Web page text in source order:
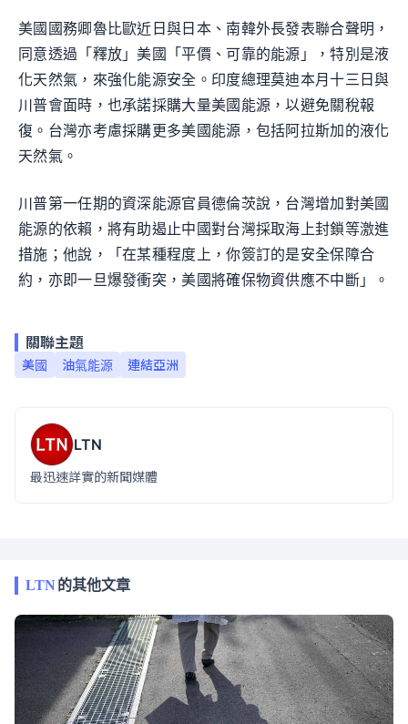
美國國務卿魯比歐近日與日本、南韓外長發表聯合聲明，
同意透過「釋放」美國「平價、可靠的能源」，特別是液
化天然氣，來強化能源安全。印度總理莫迪本月十三日與
川普會面時，也承諾採購大量美國能源，以避免關稅報
復。台灣亦考慮採購更多美國能源，包括阿拉斯加的液化
天然氣。
川普第一任期的資深能源官員德倫茨說，台灣增加對美國
能源的依賴，將有助遏止中國對台灣採取海上封鎖等激進
措施；他說，「在某種程度上，你簽訂的是安全保障合
約，亦即一旦爆發衝突，美國將確保物資供應不中斷」。
關聯主題
美國 油氣能源 連結亞洲
LTN
最迅速詳實的新聞媒體
LTN的其他文章